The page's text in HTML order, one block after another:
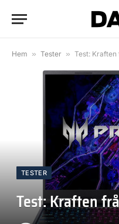
Hem » Tester » Test: Kraften
TESTER
Test: Kraften